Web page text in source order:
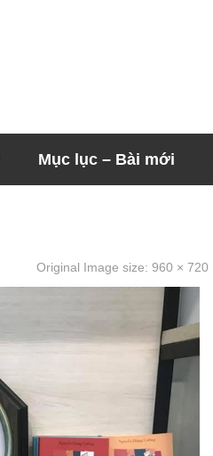
Mục lục – Bài mới
Original Image size: 960 × 720